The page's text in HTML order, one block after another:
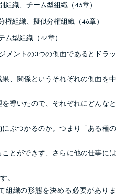
織、チーム型組織（45章）
組織、擬似分権組織（46章）
型組織（47章）
メントの3つの側面であるとドラッ
、関係というそれぞれの側面を中
導いたので、それぞれにどんなと
ぶつかるのか。つまり「ある種の
とができず、さらに他の仕事には
。
組織の形態を決める必要がありま